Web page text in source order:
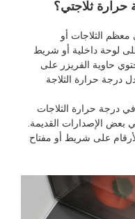
حرارة ثلاجتي؟
الثلاجات أو
لوحة داخلية أو شريط
حاوية الفريزر على
درجة حرارة الثلاجة
درجة حرارة الثلاجات
بعض الإصدارات القديمة.
على شريط أو مفتاح